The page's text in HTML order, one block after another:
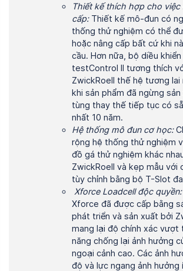
Thiết kế thích hợp cho việc
cấp:Thiết kế mô-đun có
thống thử nghiệm có thể
hoặc nâng cấp bất cứ khi
cầu. Hơn nữa, bộ diều
testControl II tương thích
ZwickRoell thế hệ tương lai
khi sản phẩm đã ngừng sản
tùng thay thế tiếp tục có
nhất 10 năm.
Hệ thống mô đun cơ học:
rộng hệ thống thử nghiệm
đồ gá thử nghiệm khác
ZwickRoell và kẹp mẫu với
tùy chỉnh bằng bộ T-Slot
Xforce Loadcell độc quyền:
Xforce đã được cấp bằng
phát triển và sản xuất bởi
mang lại độ chính xác vượt
năng chống lại ảnh hưởng
ngoại cảnh cao. Các ảnh
độ và lực ngang ảnh hưởng